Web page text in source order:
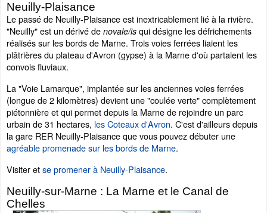
Neuilly-Plaisance
Le passé de Neuilly-Plaisance est inextricablement lié à la rivière.
"Neuilly" est un dérivé de novale/is qui désigne les défrichements
réalisés sur les bords de Marne. Trois voies ferrées liaient les
plâtrières du plateau d'Avron (gypse) à la Marne d'où partaient les
convois fluviaux.
La "Voie Lamarque", implantée sur les anciennes voies ferrées
(longue de 2 kilomètres) devient une "coulée verte" complètement
piétonnière et qui permet depuis la Marne de rejoindre un parc
urbain de 31 hectares, les Coteaux d'Avron. C'est d'ailleurs depuis
la gare RER Neuilly-Plaisance que vous pouvez débuter une
agréable promenade sur les bords de Marne.
Visiter etse promener à Neuilly-Plaisance.
Neuilly-sur-Marne : La Marne et le Canal de
Chelles